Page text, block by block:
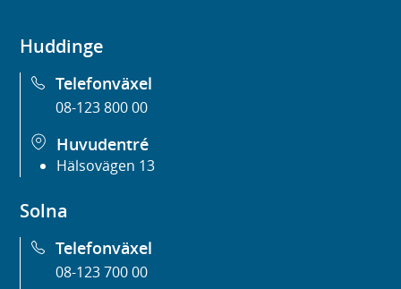
Huddinge
Telefonväxel
08-123 800 00
Huvudentré
Hälsovägen 13
Solna
Telefonväxel
08-123 700 00